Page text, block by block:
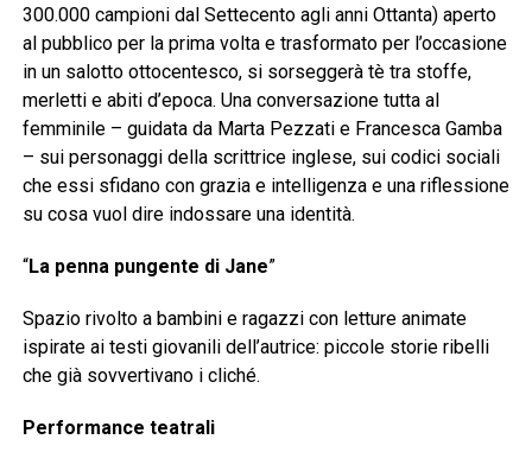
300.000 campioni dal Settecento agli anni Ottanta) aperto
al pubblico per la prima volta e trasformato per l’occasione
in un salotto ottocentesco, si sorseggerà tè tra stoffe,
merletti e abiti d’epoca. Una conversazione tutta al
femminile – guidata da Marta Pezzati e Francesca Gamba
– sui personaggi della scrittrice inglese, sui codici sociali
che essi sfidano con grazia e intelligenza e una riflessione
su cosa vuol dire indossare una identità.
“La penna pungente di Jane”
Spazio rivolto a bambini e ragazzi con letture animate
ispirate ai testi giovanili dell’autrice: piccole storie ribelli
che già sovvertivano i cliché.
Performance teatrali